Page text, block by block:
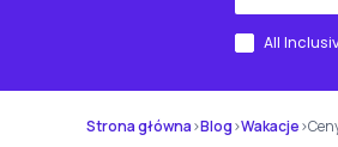
All
Strona główna›Blog›Wakacje›